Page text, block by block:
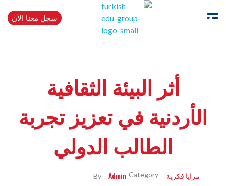
سجل معنا الآن
أثر البيئة الثقافية
الأردنية في تعزيز تجربة
الطالب الدولي
By Admin مرايا فكرية